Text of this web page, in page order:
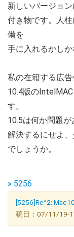
新しいバージョ
付き物です。人
備を
手に入れるかしか
私の在籍する広
10.4版の
す。
10.5は何か問題が
解決するにせよ
でしょうか。
» 5256
[5256]Re^2:
稿日：07/11/19-